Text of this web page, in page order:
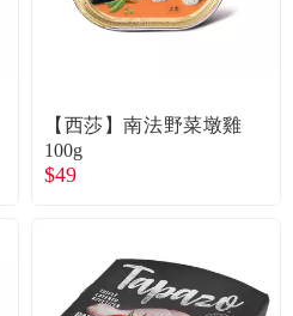
【西莎】南法野菜墩雞
100g
$49